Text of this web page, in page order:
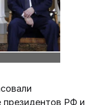
президентов РФ и